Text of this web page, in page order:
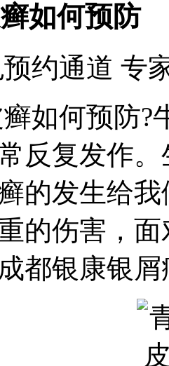
如何预防
约通道 专
如何预防?
反复发作
的发生给
的伤害，
都银康银